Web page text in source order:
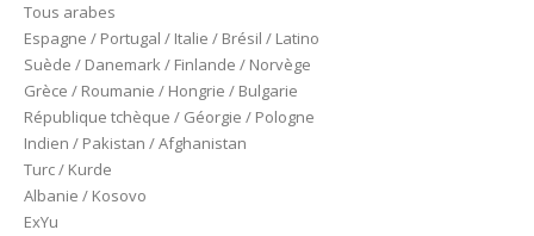
Tous arabes
Espagne / Portugal / Italie / Brésil / Latino
Suède / Danemark / Finlande / Norvège
Grèce / Roumanie / Hongrie / Bulgarie
République tchèque / Géorgie / Pologne
Indien / Pakistan / Afghanistan
Turc / Kurde
Albanie / Kosovo
ExYu